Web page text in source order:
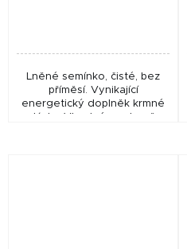
Lněné semínko, čisté, bez
příměsí. Vynikající
energetický doplněk krmné
dávky. Vhodné pro koně,